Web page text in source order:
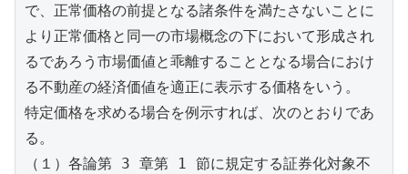
で、正常価格の前提となる諸条件を満たさないことに
より正常価格と同一の市場概念の下において形成され
るであろう市場価値と乖離することとなる場合におけ
る不動産の経済価値を適正に表示する価格をいう。
特定価格を求める場合を例示すれば、次のとおりであ
る。
（１）各論第 3 章第 1 節に規定する証券化対象不